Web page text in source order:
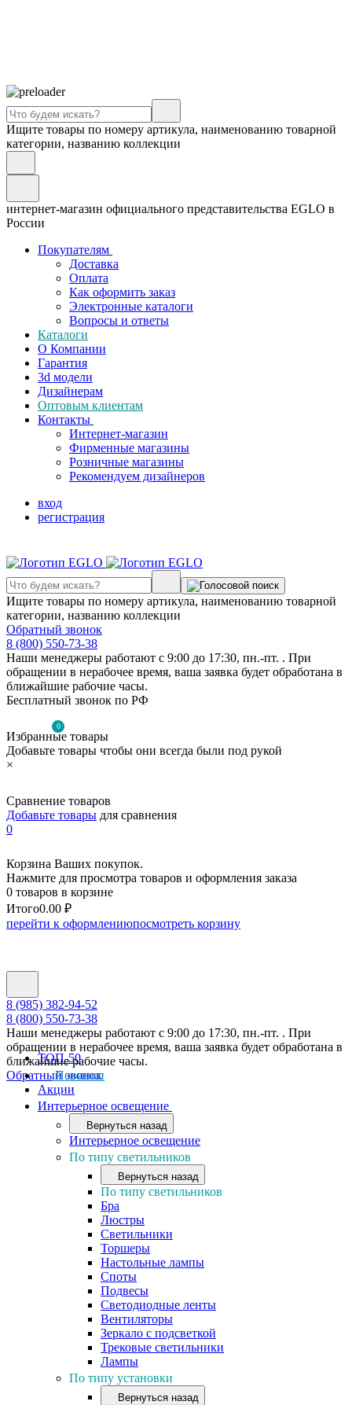
Ищите товары по номеру артикула, наименованию товарной
категории, названию коллекции
интернет-магазин официального представительства EGLO в
России
Покупателям
Доставка
Оплата
Как оформить заказ
Электронные каталоги
Вопросы и ответы
Каталоги
О Компании
Гарантия
3d модели
Дизайнерам
Оптовым клиентам
Контакты
Интернет-магазин
Фирменные магазины
Розничные магазины
Рекомендуем дизайнеров
вход
регистрация
Ищите товары по номеру артикула, наименованию товарной
категории, названию коллекции
Обратный звонок
8 (800) 550-73-38
Наши менеджеры работают с 9:00 до 17:30, пн.-пт. . При
обращении в нерабочее время, ваша заявка будет обработана в
ближайшие рабочие часы.
Бесплатный звонок по РФ
0
Избранные товары
Добавьте товары чтобы они всегда были под рукой
×
Сравнение товаров
Добавьте товары для сравнения
0
Корзина Ваших покупок.
Нажмите для просмотра товаров и оформления заказа
0 товаров в корзине
Итого0.00 ₽
перейти к оформлениюпосмотреть корзину
8 (985) 382-94-52
8 (800) 550-73-38
Наши менеджеры работают с 9:00 до 17:30, пн.-пт. . При
обращении в нерабочее время, ваша заявка будет обработана в
ближайшие рабочие часы.
Обратный звонок
ТОП-50
Новинки
Акции
Интерьерное освещение
Вернуться назад
Интерьерное освещение
По типу светильников
Вернуться назад
По типу светильников
Бра
Люстры
Светильники
Торшеры
Настольные лампы
Споты
Подвесы
Светодиодные ленты
Вентиляторы
Зеркало с подсветкой
Трековые светильники
Лампы
По типу установки
Вернуться назад